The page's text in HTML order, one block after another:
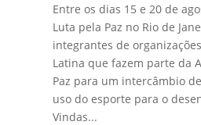
Entre os dias 15 e 20 de
Luta pela Paz no Rio de
integrantes de
Latina que fazem parte da
Paz para um intercâmbio
uso do esporte para o
Vindas...